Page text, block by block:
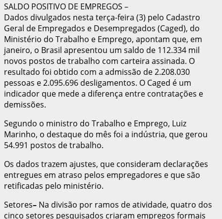
SALDO POSITIVO DE EMPREGOS –
Dados divulgados nesta terça-feira (3) pelo Cadastro
Geral de Empregados e Desempregados (Caged), do
Ministério do Trabalho e Emprego, apontam que, em
janeiro, o Brasil apresentou um saldo de 112.334 mil
novos postos de trabalho com carteira assinada. O
resultado foi obtido com a admissão de 2.208.030
pessoas e 2.095.696 desligamentos. O Caged é um
indicador que mede a diferença entre contratações e
demissões.
Segundo o ministro do Trabalho e Emprego, Luiz
Marinho, o destaque do mês foi a indústria, que gerou
54.991 postos de trabalho.
Os dados trazem ajustes, que consideram declarações
entregues em atraso pelos empregadores e que são
retificadas pelo ministério.
Setores– Na divisão por ramos de atividade, quatro dos
cinco setores pesquisados criaram empregos formais